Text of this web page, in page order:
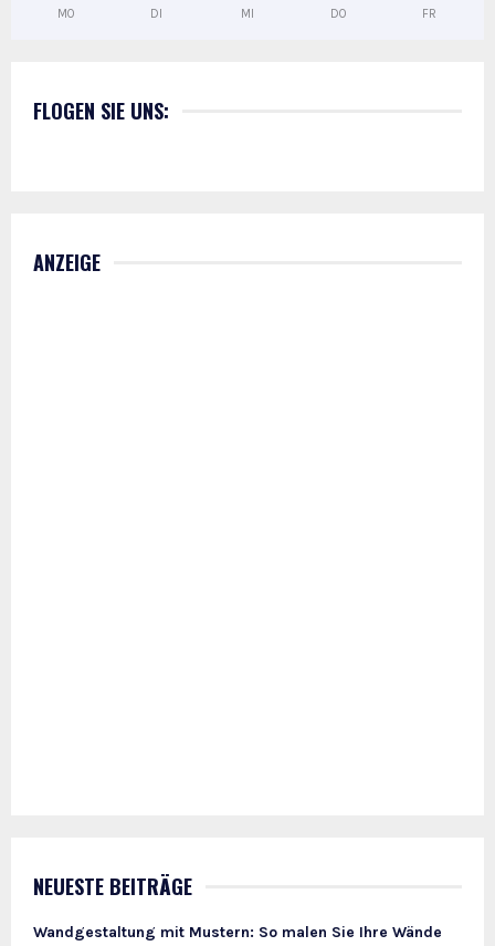
MO DI MI DO FR
FLOGEN SIE UNS:
ANZEIGE
NEUESTE BEITRÄGE
Wandgestaltung mit Mustern: So malen Sie Ihre Wände